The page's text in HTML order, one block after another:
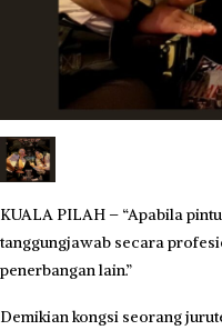
KUALA PILAH – “Apabila
tanggungjawab secara
penerbangan lain.”
Demikian kongsi seorang